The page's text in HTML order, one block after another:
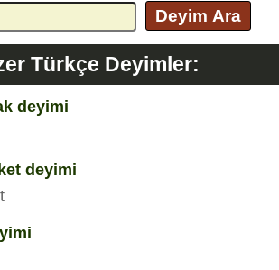
Deyim Ara
Türkçe Deyimler:
deyimi
deyimi